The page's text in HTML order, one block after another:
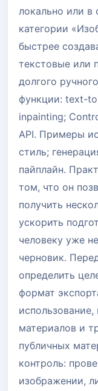
локально или в
категории
быстрее
текстовые или
долгого
функции: text-
inpainting;
API. Примеры
стиль;
пайплайн.
том, что он
получить
ускорить
человеку уже
черновик.
определить
формат
материалов и
публичных
контроль:
изображении,